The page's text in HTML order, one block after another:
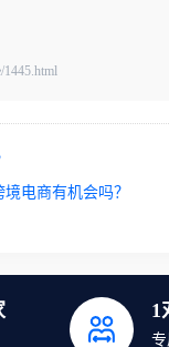
1445.html
电商有机会吗？
1